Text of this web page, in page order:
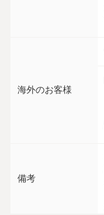
海外のお客様
備考